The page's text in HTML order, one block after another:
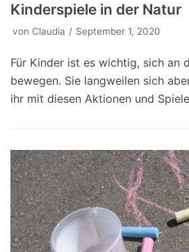
Kinderspiele in der Natur
von Claudia September 1, 2020
Für Kinder ist es wichtig, sich an
bewegen. Sie langweilen sich
ihr mit diesen Aktionen und